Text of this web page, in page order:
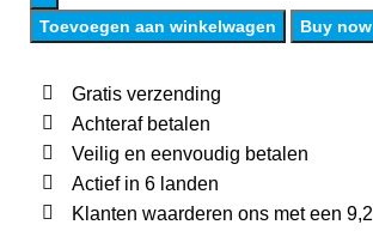
Toevoegen aan winkelwagen Buy now
Gratis verzending
Achteraf betalen
Veilig en eenvoudig betalen
Actief in 6 landen
Klanten waarderen ons met een 9,2